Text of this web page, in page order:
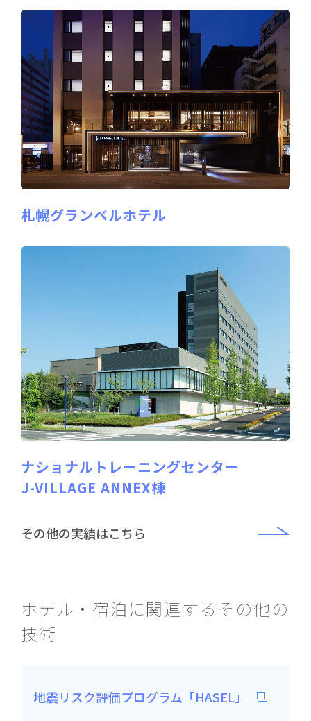
札幌グランベルホテル
ナショナルトレーニングセンター
J-VILLAGE ANNEX棟
その他の実績はこちら
ホテル・宿泊に関連するその他の
技術
地震リスク評価プログラム「HASEL」